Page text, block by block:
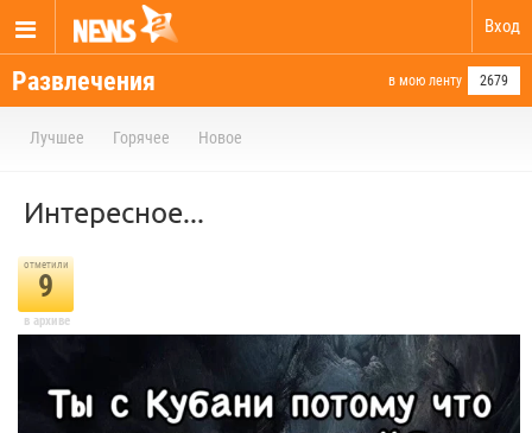
Вход
Развлечения в мою ленту 2679
Лучшее Горячее Новое
Интересное...⁠⁠
отметили
9
в архиве